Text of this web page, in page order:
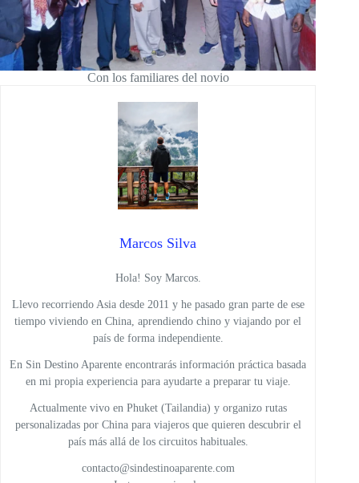
Con los familiares del novio
Marcos Silva
Hola! Soy Marcos.
Llevo recorriendo Asia desde 2011 y he pasado gran parte de ese
tiempo viviendo en China, aprendiendo chino y viajando por el
país de forma independiente.
En Sin Destino Aparente encontrarás información práctica basada
en mi propia experiencia para ayudarte a preparar tu viaje.
Actualmente vivo en Phuket (Tailandia) y organizo rutas
personalizadas por China para viajeros que quieren descubrir el
país más allá de los circuitos habituales.
contacto@sindestinoaparente.com